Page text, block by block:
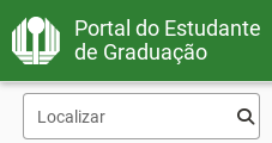
Portal do Estudante
de Graduação